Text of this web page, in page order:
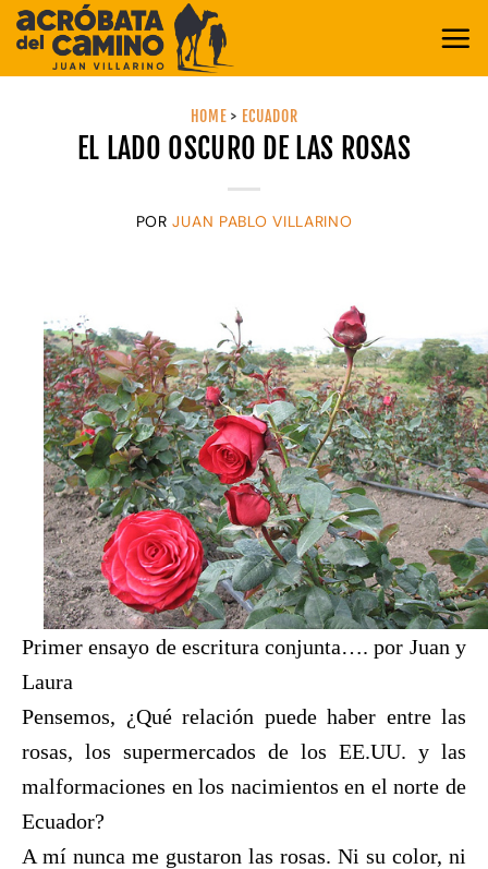
Saltar
contenido
HOME > ECUADOR
EL LADO OSCURO DE LAS ROSAS
PORJUAN PABLO VILLARINO
Primer ensayo de escritura conjunta…. por Juan y
Laura
Pensemos, ¿Qué relación puede haber entre las
rosas, los supermercados de los EE.UU. y las
malformaciones en los nacimientos en el norte de
Ecuador?
A mí nunca me gustaron las rosas. Ni su color, ni